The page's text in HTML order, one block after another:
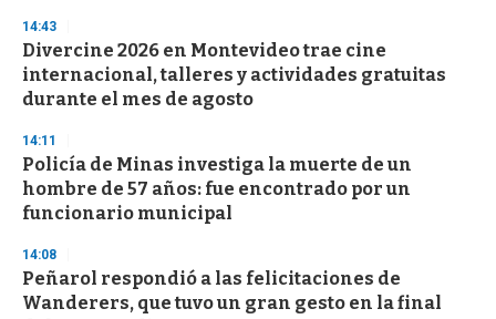
s
e
c
o
n
14:43
Divercine 2026 en Montevideo trae cine
internacional, talleres y actividades gratuitas
durante el mes de agosto
14:11
Policía de Minas investiga la muerte de un
hombre de 57 años: fue encontrado por un
funcionario municipal
14:08
Peñarol respondió a las felicitaciones de
Wanderers, que tuvo un gran gesto en la final